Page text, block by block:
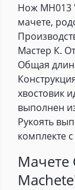
Нож MH013
мачете,
Мастер К.
Общая
хвостовик
выполнен
Рукоять
комплекте
Мачете